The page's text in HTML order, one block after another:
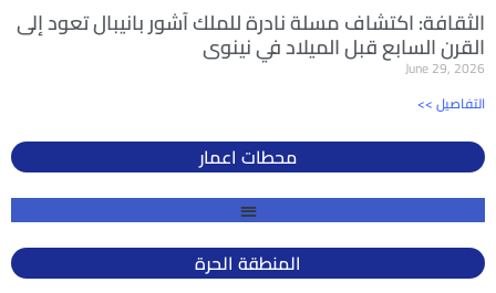
الثقافة: اكتشاف مسلة نادرة للملك آشور بانيبال تعود إلى
القرن السابع قبل الميلاد في نينوى
June 29, 2026
<< التفاصيل
محطات اعمار
المنطقة الحرة